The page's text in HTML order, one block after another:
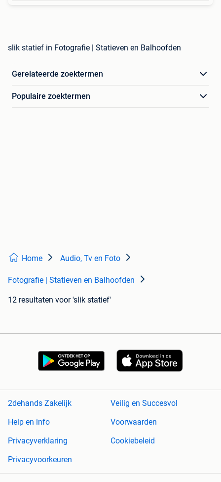
slik statief in Fotografie | Statieven en Balhoofden
Gerelateerde zoektermen
Populaire zoektermen
Home Audio, Tv en Foto
Fotografie | Statieven en Balhoofden
12 resultaten voor 'slik statief'
2dehands Zakelijk
Veilig en Succesvol
Help en info
Voorwaarden
Privacyverklaring
Cookiebeleid
Privacyvoorkeuren